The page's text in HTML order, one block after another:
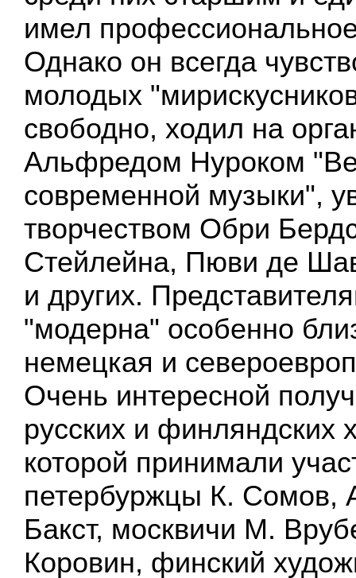
имел
Однако он всегда
молодых
свободно, ходил на
Альфредом Нуроком
современной музыки",
творчеством Обри
Стейлейна, Пюви де
и других.
"модерна" особенно
немецкая и
Очень интересной
русских и финляндских
которой принимали
петербуржцы К. Сомов,
Бакст, москвичи М.
Коровин, финский